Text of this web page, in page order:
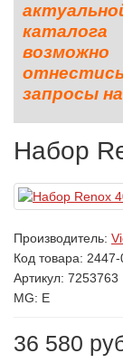
запросы
Набор
Производитель:
Код товара: 2447-
Артикул: 7253763
MG: E
36 580